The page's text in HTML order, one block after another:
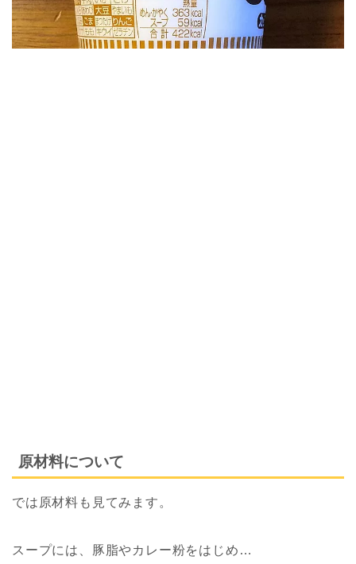
原材料について
では原材料も見てみます。
スープには、豚脂やカレー粉をはじめ…